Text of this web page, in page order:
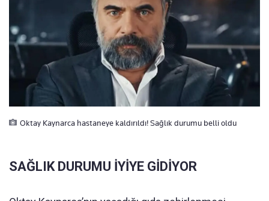
Oktay Kaynarca hastaneye kaldırıldı! Sağlık durumu belli oldu
SAĞLIK DURUMU İYİYE GİDİYOR